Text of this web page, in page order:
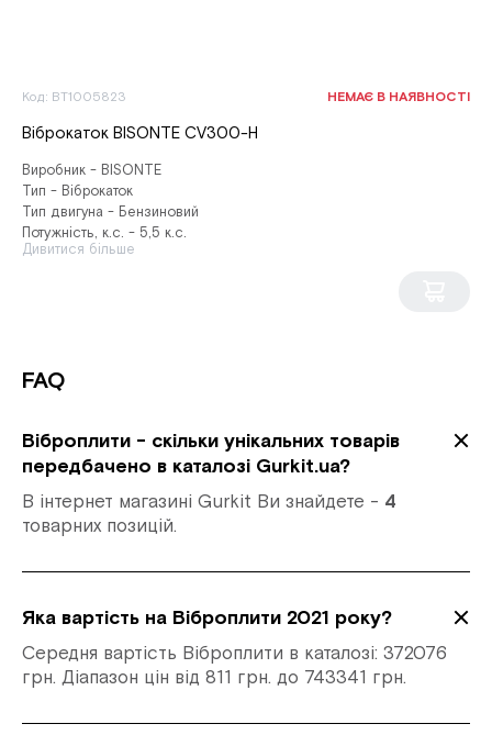
Код: BT1005823 НЕМАЄ В НАЯВНОСТІ
Віброкаток BISONTE CV300-H
Виробник - BISONTE
Тип - Віброкаток
Тип двигуна - Бензиновий
Потужність, к.с. - 5,5 к.с.
Дивитися більше
FAQ
Віброплити - скільки унікальних товарів
передбачено в каталозі Gurkit.ua?
В інтернет магазині Gurkit Ви знайдете - 4
товарних позицій.
Яка вартість на Віброплити 2021 року?
Середня вартість Віброплити в каталозі: 372076
грн. Діапазон цін від 811 грн. до 743341 грн.